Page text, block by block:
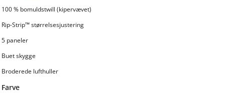
100 % bomuldstwill (kipervævet)
Rip-Strip™ størrelsesjustering
5 paneler
Buet skygge
Broderede lufthuller
Farve